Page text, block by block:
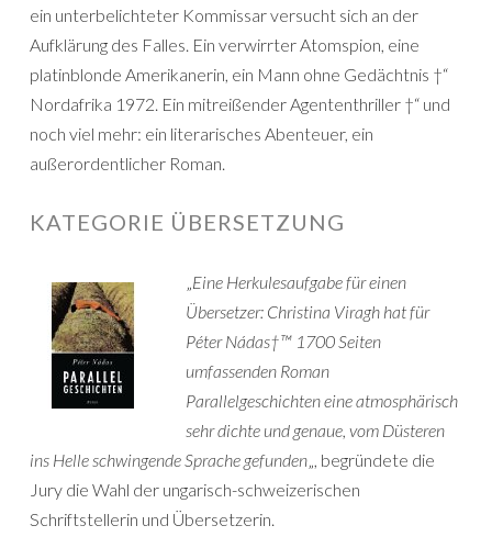
ein unterbelichteter Kommissar versucht sich an der
Aufklärung des Falles. Ein verwirrter Atomspion, eine
platinblonde Amerikanerin, ein Mann ohne Gedächtnis †“
Nordafrika 1972. Ein mitreißender Agententhriller †“ und
noch viel mehr: ein literarisches Abenteuer, ein
außerordentlicher Roman.
KATEGORIE ÜBERSETZUNG
„Eine Herkulesaufgabe für einen
Übersetzer: Christina Viragh hat für
Péter Nádas†™ 1700 Seiten
umfassenden Roman
Parallelgeschichten eine atmosphärisch
sehr dichte und genaue, vom Düsteren
ins Helle schwingende Sprache gefunden„, begründete die
Jury die Wahl der ungarisch-schweizerischen
Schriftstellerin und Übersetzerin.